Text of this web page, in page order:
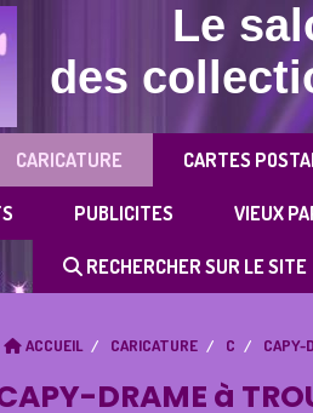
Le
des
CARICATURE CARTES
PUBLICITES VIEUX
RECHERCHER SUR LE SITE
ACCUEIL CARICATURE C CAPY-
DRAME à